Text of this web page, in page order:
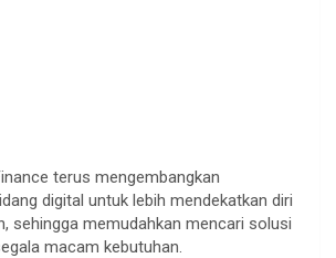
terus mengembangkan
digital untuk lebih mendekatkan diri
sehingga memudahkan mencari solusi
macam kebutuhan.